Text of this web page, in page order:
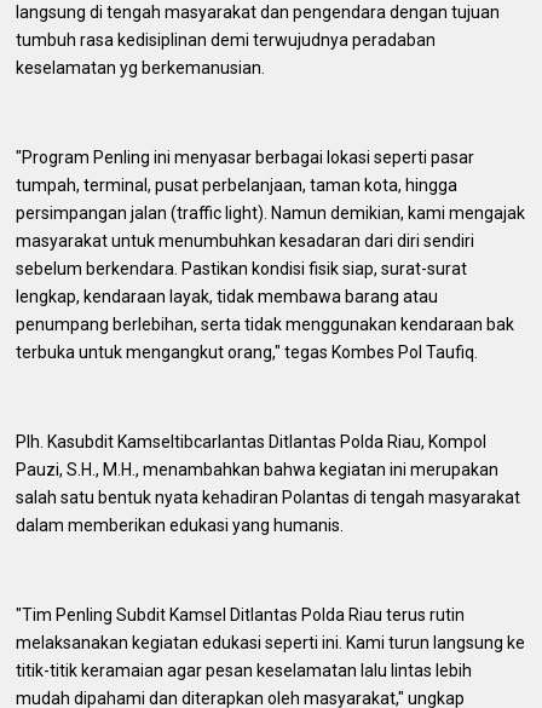
langsung di tengah masyarakat dan pengendara dengan tujuan
tumbuh rasa kedisiplinan demi terwujudnya peradaban
keselamatan yg berkemanusian.
"Program Penling ini menyasar berbagai lokasi seperti pasar
tumpah, terminal, pusat perbelanjaan, taman kota, hingga
persimpangan jalan (traffic light). Namun demikian, kami mengajak
masyarakat untuk menumbuhkan kesadaran dari diri sendiri
sebelum berkendara. Pastikan kondisi fisik siap, surat-surat
lengkap, kendaraan layak, tidak membawa barang atau
penumpang berlebihan, serta tidak menggunakan kendaraan bak
terbuka untuk mengangkut orang," tegas Kombes Pol Taufiq.
Plh. Kasubdit Kamseltibcarlantas Ditlantas Polda Riau, Kompol
Pauzi, S.H., M.H., menambahkan bahwa kegiatan ini merupakan
salah satu bentuk nyata kehadiran Polantas di tengah masyarakat
dalam memberikan edukasi yang humanis.
"Tim Penling Subdit Kamsel Ditlantas Polda Riau terus rutin
melaksanakan kegiatan edukasi seperti ini. Kami turun langsung ke
titik-titik keramaian agar pesan keselamatan lalu lintas lebih
mudah dipahami dan diterapkan oleh masyarakat," ungkap